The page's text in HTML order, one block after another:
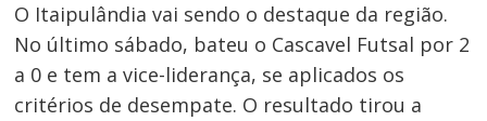
O Itaipulândia vai sendo o destaque da região.
No último sábado, bateu o Cascavel Futsal por 2
a 0 e tem a vice-liderança, se aplicados os
critérios de desempate. O resultado tirou a